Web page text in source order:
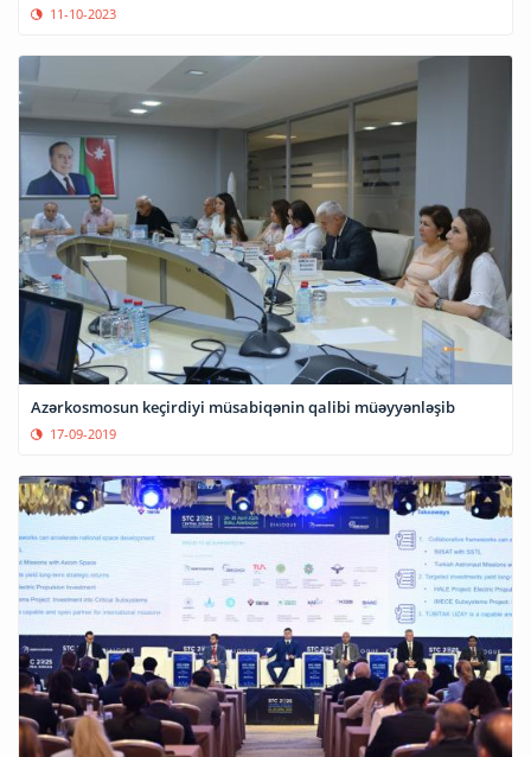
11-10-2023
Azərkosmosun keçirdiyi müsabiqənin qalibi müəyyənləşib
17-09-2019